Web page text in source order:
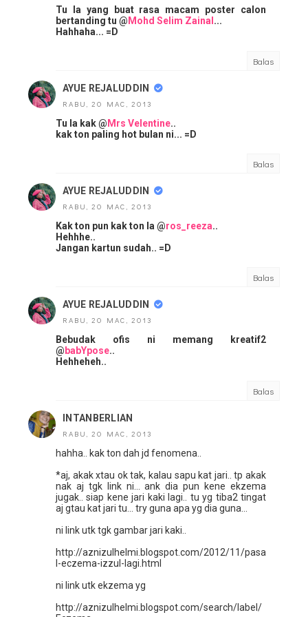
Tu la yang buat rasa macam poster calon
bertanding tu @ Mohd Selim Zainal ...
Hahhaha... =D
Balas
AYUE REJALUDDIN
RABU, 20 MAC, 2013
Tu la kak @ Mrs Velentine..
kak ton paling hot bulan ni... =D
Balas
AYUE REJALUDDIN
RABU, 20 MAC, 2013
Kak ton pun kak ton la @ros_reeza..
Hehhhe..
Jangan kartun sudah.. =D
Balas
AYUE REJALUDDIN
RABU, 20 MAC, 2013
Bebudak ofis ni memang kreatif2
@babYpose..
Hehheheh..
Balas
INTANBERLIAN
RABU, 20 MAC, 2013
hahha.. kak ton dah jd fenomena..
*aj, akak xtau ok tak, kalau sapu kat jari.. tp akak
nak aj tgk link ni... ank dia pun kene ekzema
jugak.. siap kene jari kaki lagi.. tu yg tiba2 tingat
aj gtau kat jari tu... try guna apa yg dia guna...
ni link utk tgk gambar jari kaki..
http://aznizulhelmi.blogspot.com/2012/11/pasa
l-eczema-izzul-lagi.html
ni link utk ekzema yg
http://aznizulhelmi.blogspot.com/search/label/